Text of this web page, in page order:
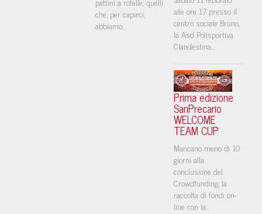
che, per capirci,
abbiamo...
alle ore 17 presso il
centro sociale Bruno,
la Asd Polisportiva
Clandestina...
Prima edizione
SanPrecario
WELCOME
TEAM CUP
Mancano meno di 10
giorni alla
conclusione del
Crowdfunding, la
raccolta di fondi on-
line con la...